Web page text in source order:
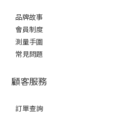
品牌故事
會員制度
測量手圍
常見問題
顧客服務
訂單查詢